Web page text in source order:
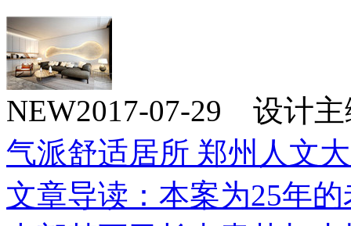
NEW2017-07-29 设计
气派舒适居所 郑州人文
文章导读：本案为25年